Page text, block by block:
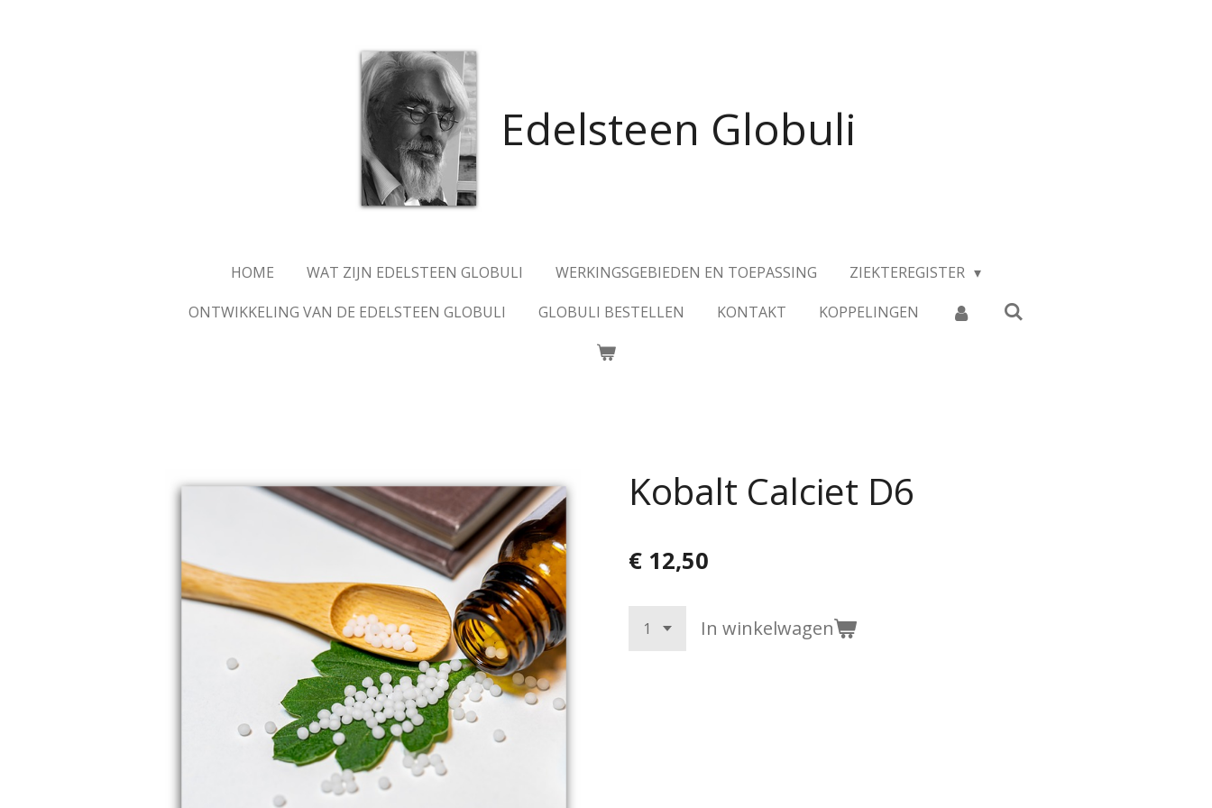
Edelsteen Globuli
HOME WAT ZIJN EDELSTEEN GLOBULI WERKINGSGEBIEDEN EN TOEPASSING
ZIEKTEREGISTER
ONTWIKKELING VAN DE EDELSTEEN GLOBULI
GLOBULI BESTELLEN KONTAKT KOPPELINGEN
Kobalt Calciet D6
€ 12,50
In winkelwagen